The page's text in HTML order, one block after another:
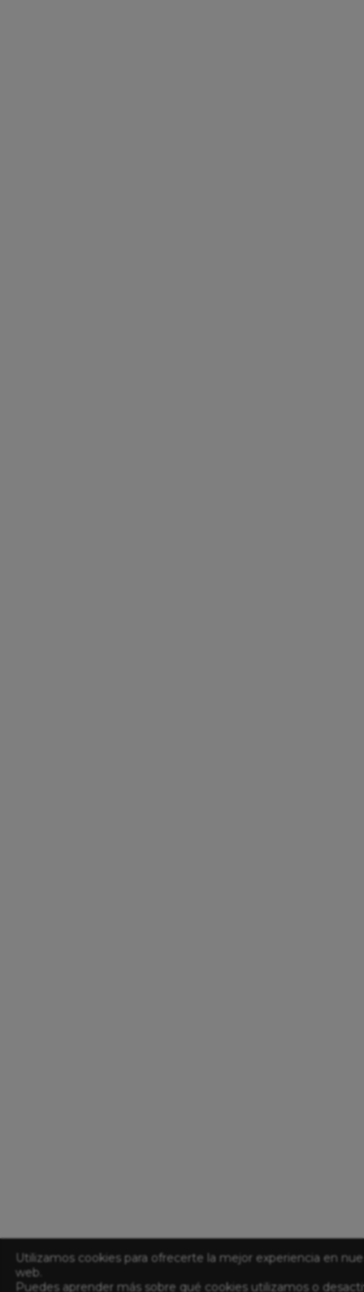
Utilizamos cookies para ofrecerte la mejor experiencia en
web.
Puedes aprender más sobre qué cookies utilizamos o